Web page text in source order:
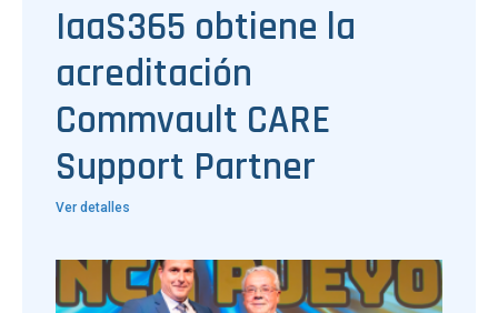
IaaS365 obtiene la
acreditación
Commvault CARE
Support Partner
Ver detalles